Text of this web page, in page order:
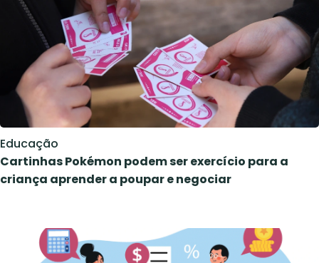
Educação
Cartinhas Pokémon podem ser exercício para a
criança aprender a poupar e negociar